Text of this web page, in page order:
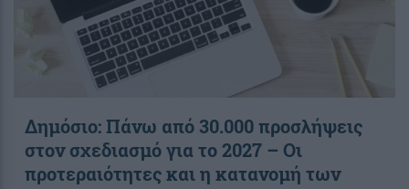
Δημόσιο: Πάνω από 30.000 προσλήψεις
στον σχεδιασμό για το 2027 – Οι
προτεραιότητες και η κατανομή των